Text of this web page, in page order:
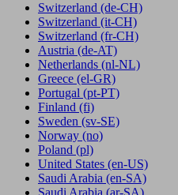
Switzerland (de-CH)
Switzerland (it-CH)
Switzerland (fr-CH)
Austria (de-AT)
Netherlands (nl-NL)
Greece (el-GR)
Portugal (pt-PT)
Finland (fi)
Sweden (sv-SE)
Norway (no)
Poland (pl)
United States (en-US)
Saudi Arabia (en-SA)